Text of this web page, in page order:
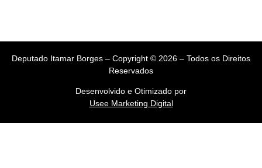
Deputado Itamar Borges – Copyright © 2026 – Todos os Direitos
Reservados
Desenvolvido e Otimizado por
Usee Marketing Digital